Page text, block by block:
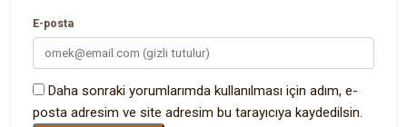
E-posta
Daha sonraki yorumlarımda kullanılması için adım, e-
posta adresim ve site adresim bu tarayıcıya kaydedilsin.